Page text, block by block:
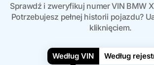
Sprawdź i zweryfikuj numer VIN BMW
Potrzebujesz pełnej historii pojazdu?
kliknięciem.
Według VIN Według